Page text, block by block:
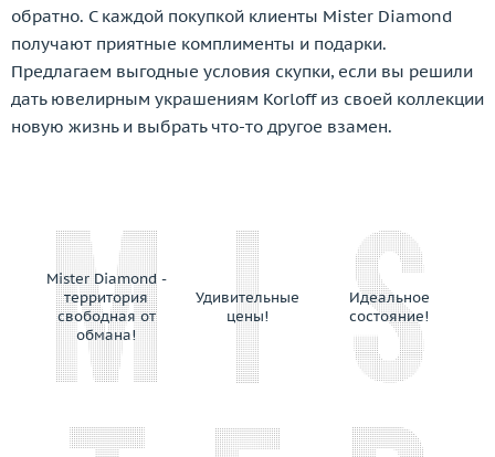
Luca Carati
Lykov`s Jewellery
Magerit
Magie
Marina Bulgari
Mario Panelli
Maskada
Master Exclusive Jewellery
Mattioli
Mauboussin
Mercury
обратно. С каждой покупкой клиенты Mister Diamond
получают приятные комплименты и подарки.
Предлагаем выгодные условия скупки, если вы решили
дать ювелирным украшениям Korloff из своей коллекции
новую жизнь и выбрать что-то другое взамен.
Mister Diamond -
территория
свободная от
обмана!
Удивительные
цены!
Идеальное
состояние!